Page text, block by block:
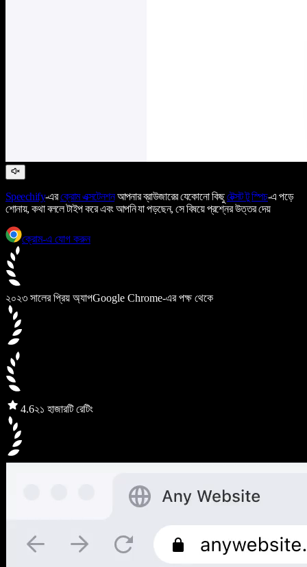
Speechify-এরক্রোম এক্সটেনশনআপনার ব্রাউজারের যেকোনো কিছুটেক্সট টু স্পিচ-এ পড়ে
শোনায়, কথা বললে টাইপ করে এবং আপনি যা পড়ছেন, সে বিষয়ে প্রশ্নের উত্তর দেয়
ক্রোম-এ যোগ করুন
২০২৩ সালের প্রিয় অ্যাপGoogle Chrome-এর পক্ষ থেকে
4.6২১ হাজারটি রেটিং